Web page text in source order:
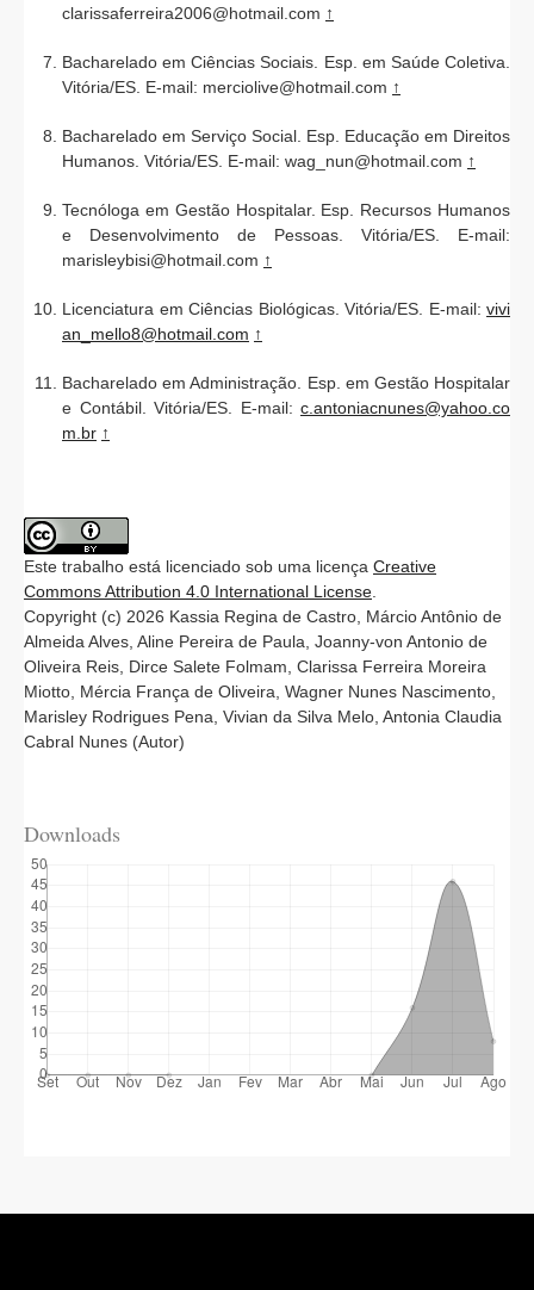
clarissaferreira2006@hotmail.com ↑
Bacharelado em Ciências Sociais. Esp. em Saúde Coletiva.
Vitória/ES. E-mail: merciolive@hotmail.com ↑
Bacharelado em Serviço Social. Esp. Educação em Direitos
Humanos. Vitória/ES. E-mail: wag_nun@hotmail.com ↑
Tecnóloga em Gestão Hospitalar. Esp. Recursos Humanos
e Desenvolvimento de Pessoas. Vitória/ES. E-mail:
marisleybisi@hotmail.com ↑
Licenciatura em Ciências Biológicas. Vitória/ES. E-mail: vivi
an_mello8@hotmail.com ↑
Bacharelado em Administração. Esp. em Gestão Hospitalar
e Contábil. Vitória/ES. E-mail: c.antoniacnunes@yahoo.co
m.br ↑
Este trabalho está licenciado sob uma licença Creative
Commons Attribution 4.0 International License.
Copyright (c) 2026 Kassia Regina de Castro, Márcio Antônio de
Almeida Alves, Aline Pereira de Paula, Joanny-von Antonio de
Oliveira Reis, Dirce Salete Folmam, Clarissa Ferreira Moreira
Miotto, Mércia França de Oliveira, Wagner Nunes Nascimento,
Marisley Rodrigues Pena, Vivian da Silva Melo, Antonia Claudia
Cabral Nunes (Autor)
Downloads